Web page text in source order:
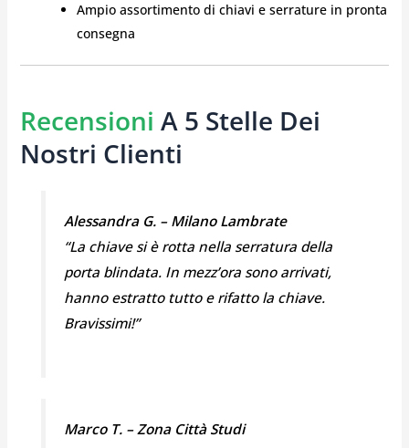
Ampio assortimento di chiavi e serrature in pronta
consegna
Recensioni A 5 Stelle Dei
Nostri Clienti
Alessandra G. – Milano Lambrate
“La chiave si è rotta nella serratura della
porta blindata. In mezz’ora sono arrivati,
hanno estratto tutto e rifatto la chiave.
Bravissimi!”
Marco T. – Zona Città Studi